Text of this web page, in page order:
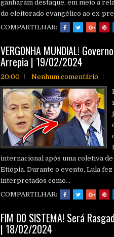
ganharam destaque, em meio a
do eleitorado evangélico ao ex-
COMPARTILHAR:
VERG0NHA MUNDlAL!
Arrepia | 19/02/2024
20:00
Nenhum comentário
internacional após uma coletiva
Etiópia. Durante o evento, Lula
interpretados como...
COMPARTILHAR:
FlM D0 SlSTEMA! Será
| 18/02/2024